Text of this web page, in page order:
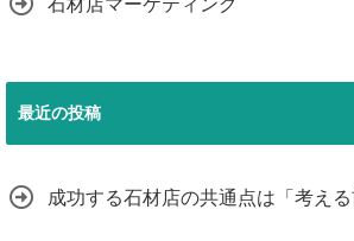
石材店マーケティング
最近の投稿
成功する石材店の共通点は「考える